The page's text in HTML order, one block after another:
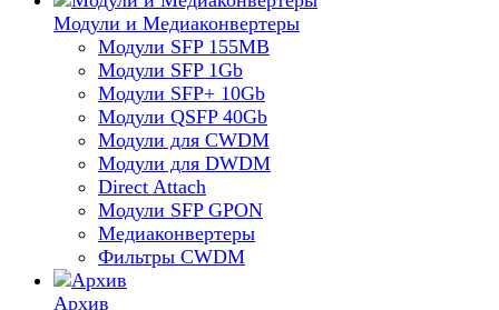
Модули и Медиаконвертеры
Модули SFP 155MB
Модули SFP 1Gb
Модули SFP+ 10Gb
Модули QSFP 40Gb
Модули для CWDM
Модули для DWDM
Direct Attach
Модули SFP GPON
Медиаконвертеры
Фильтры CWDM
Архив